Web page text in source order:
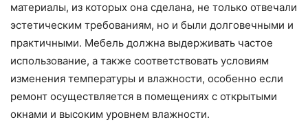
материалы, из которых она сделана, не только отвечали
эстетическим требованиям, но и были долговечными и
практичными. Мебель должна выдерживать частое
использование, а также соответствовать условиям
изменения температуры и влажности, особенно если
ремонт осуществляется в помещениях с открытыми
окнами и высоким уровнем влажности.